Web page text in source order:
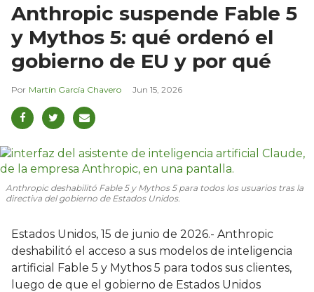
Anthropic suspende Fable 5
y Mythos 5: qué ordenó el
gobierno de EU y por qué
Martín García Chavero Jun 15, 2026
Anthropic deshabilitó Fable 5 y Mythos 5 para todos los usuarios tras la
directiva del gobierno de Estados Unidos.
Estados Unidos, 15 de junio de 2026.- Anthropic
deshabilitó el acceso a sus modelos de inteligencia
artificial Fable 5 y Mythos 5 para todos sus clientes,
luego de que el gobierno de Estados Unidos